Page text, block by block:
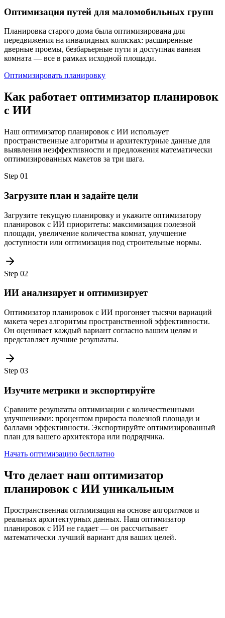
Оптимизация путей для маломобильных групп
Планировка старого дома была оптимизирована для
передвижения на инвалидных колясках: расширенные
дверные проемы, безбарьерные пути и доступная ванная
комната — все в рамках исходной площади.
Оптимизировать планировку
Как работает оптимизатор планировок
с ИИ
Наш оптимизатор планировок с ИИ использует
пространственные алгоритмы и архитектурные данные для
выявления неэффективности и предложения математически
оптимизированных макетов за три шага.
Step 01
Загрузите план и задайте цели
Загрузите текущую планировку и укажите оптимизатору
планировок с ИИ приоритеты: максимизация полезной
площади, увеличение количества комнат, улучшение
доступности или оптимизация под строительные нормы.
Step 02
ИИ анализирует и оптимизирует
Оптимизатор планировок с ИИ прогоняет тысячи вариаций
макета через алгоритмы пространственной эффективности.
Он оценивает каждый вариант согласно вашим целям и
представляет лучшие результаты.
Step 03
Изучите метрики и экспортируйте
Сравните результаты оптимизации с количественными
улучшениями: процентом прироста полезной площади и
баллами эффективности. Экспортируйте оптимизированный
план для вашего архитектора или подрядчика.
Начать оптимизацию бесплатно
Что делает наш оптимизатор
планировок с ИИ уникальным
Пространственная оптимизация на основе алгоритмов и
реальных архитектурных данных. Наш оптимизатор
планировок с ИИ не гадает — он рассчитывает
математически лучший вариант для ваших целей.